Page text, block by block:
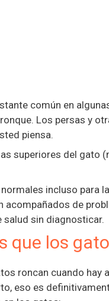
común en
Los persas y
piensa.
superiores del gato
incluso para
acompañados de
salud sin diagnosticar.
que los
roncan cuando
eso es